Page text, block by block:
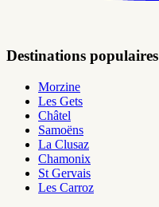
Destinations populaires
Morzine
Les Gets
Châtel
Samoëns
La Clusaz
Chamonix
St Gervais
Les Carroz